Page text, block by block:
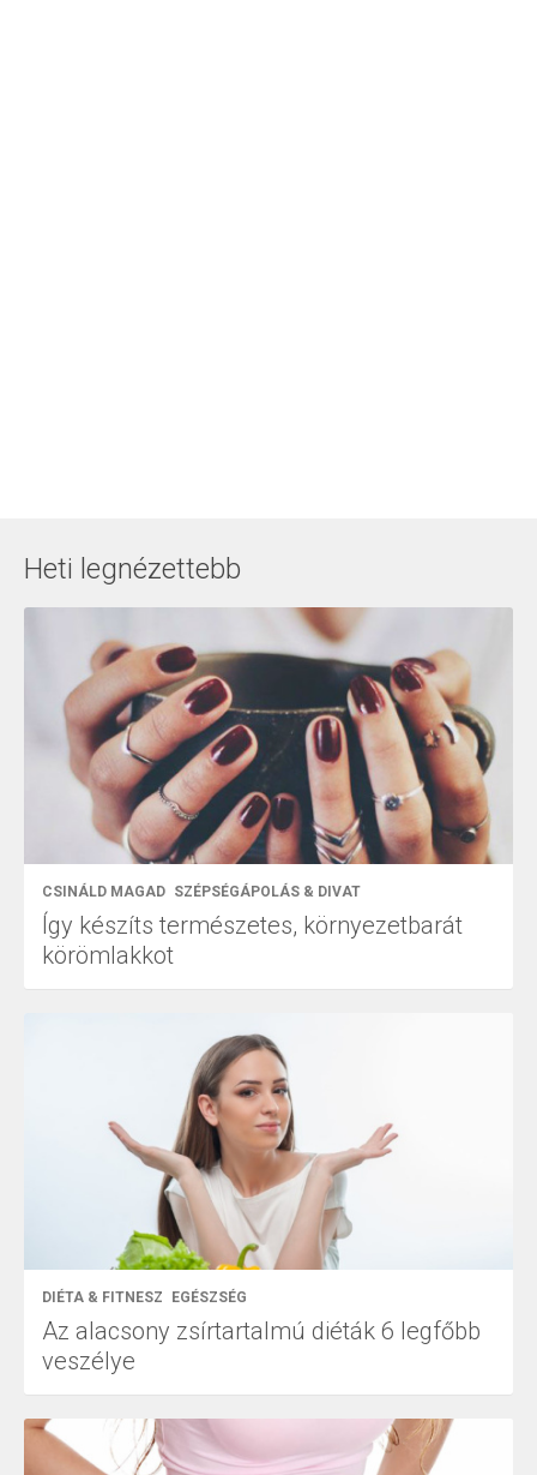
Heti legnézettebb
CSINÁLD MAGAD SZÉPSÉGÁPOLÁS & DIVAT
Így készíts természetes, környezetbarát
körömlakkot
DIÉTA & FITNESZ EGÉSZSÉG
Az alacsony zsírtartalmú diéták 6 legfőbb
veszélye